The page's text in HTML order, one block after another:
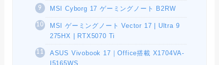
MSI Cyborg 17 ゲーミングノート B2RW
MSI ゲーミングノート Vector 17 | Ultra 9
275HX | RTX5070 Ti
ASUS Vivobook 17｜Office搭載 X1704VA-
I5165WS